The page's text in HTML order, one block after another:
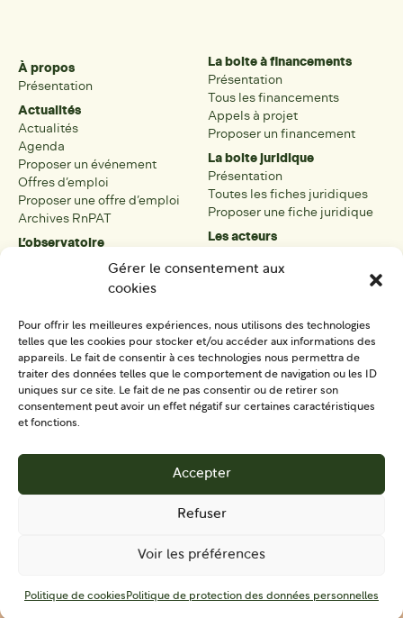
Gérer le consentement aux
cookies
Pour offrir les meilleures expériences, nous utilisons des technologies
telles que les cookies pour stocker et/ou accéder aux informations des
appareils. Le fait de consentir à ces technologies nous permettra de
traiter des données telles que le comportement de navigation ou les ID
uniques sur ce site. Le fait de ne pas consentir ou de retirer son
consentement peut avoir un effet négatif sur certaines caractéristiques
et fonctions.
Accepter
Refuser
Voir les préférences
Politique de cookies Politique de protection des données personnelles
À propos
Présentation
Actualités
Actualités
Agenda
Proposer un événement
Offres d’emploi
Proposer une offre d’emploi
Archives RnPAT
L’observatoire
Présentation de l’observatoire
La boîte à outils
Présentation
Tous les outils
Proposer un outil
La boite à financements
Présentation
Tous les financements
Appels à projet
Proposer un financement
La boite juridique
Présentation
Toutes les fiches juridiques
Proposer une fiche juridique
Les acteurs
Tous les acteurs
CONTACT
S'IMPLIQUER
légales
personnelles
CGU